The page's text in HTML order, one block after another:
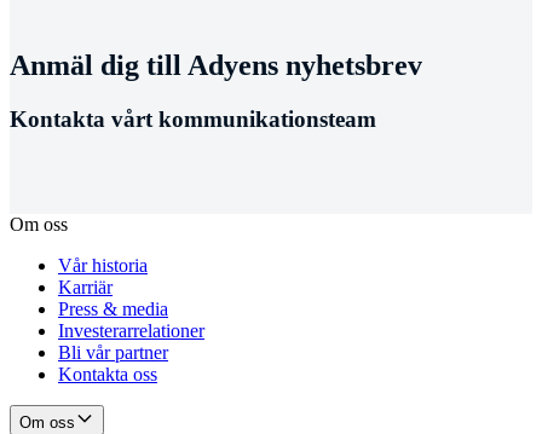
Anmäl dig till Adyens nyhetsbrev
Kontakta vårt kommunikationsteam
Om oss
Vår historia
Karriär
Press & media
Investerarrelationer
Bli vår partner
Kontakta oss
Om oss